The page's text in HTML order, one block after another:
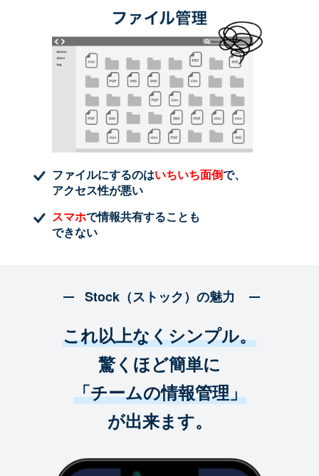
ファイルにするのはいちいち面倒で、
アクセス性が悪い
スマホで情報共有することも
できない
Stock（ストック）の魅力
これ以上なくシンプル。
驚くほど簡単に
「チームの情報管理」
が出来ます。